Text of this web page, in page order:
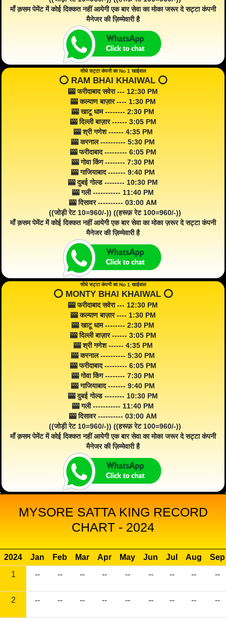
माँ क़सम पेमेंट में कोई दिक्कत नहीं आयेगी एक बार सेवा का मोका जरूर दे सट्टा कंपनी
मैनेजर की ज़िम्मेवारी है
सीधे सट्टा कंपनी का No 1 खाईवाल
⭕️ RAM BHAI KHAIWAL ⭕️
🎰 फरीदाबाद सवेरा --- 12:30 PM
🎰 कल्याण बाज़ार ---- 1:30 PM
🎰 खाटू धाम -------- 2:30 PM
🎰 दिल्ली बाज़ार ------ 3:05 PM
🎰 श्री गणेश ------ 4:35 PM
🎰 करनाल ---------- 5:30 PM
🎰 फरीदाबाद --------- 6:05 PM
🎰 गोवा किंग -------- 7:30 PM
🎰 गाजियाबाद ------- 9:40 PM
🎰 दुबई गोल्ड -------- 10:30 PM
🎰 गली ----------- 11:40 PM
🎰 दिसावर ---------- 03:00 AM
((जोड़ी रेट 10=960/-)) ((हरूफ़ रेट 100=960/-))
माँ क़सम पेमेंट में कोई दिक्कत नहीं आयेगी एक बार सेवा का मोका ज़रूर दे सट्टा कंपनी
मैनेजर की ज़िम्मेवारी है
सीधे सट्टा कंपनी का No 1 खाईवाल
⭕️ MONTY BHAI KHAIWAL ⭕️
🎰 फरीदाबाद सवेरा --- 12:30 PM
🎰 कल्याण बाज़ार ---- 1:30 PM
🎰 खाटू धाम -------- 2:30 PM
🎰 दिल्ली बाज़ार ------ 3:05 PM
🎰 श्री गणेश ------ 4:35 PM
🎰 करनाल ---------- 5:30 PM
🎰 फरीदाबाद --------- 6:05 PM
🎰 गोवा किंग -------- 7:30 PM
🎰 गाजियाबाद ------- 9:40 PM
🎰 दुबई गोल्ड -------- 10:30 PM
🎰 गली ----------- 11:40 PM
🎰 दिसावर ---------- 03:00 AM
((जोड़ी रेट 10=960/-)) ((हरूफ़ रेट 100=960/-))
माँ क़सम पेमेंट में कोई दिक्कत नहीं आयेगी एक बार सेवा का मोका जरूर दे सट्टा कंपनी
मैनेजर की ज़िम्मेवारी है
MYSORE SATTA KING RECORD
CHART - 2024
2024 Jan Feb Mar Apr May Jun Jul Aug
Sep
1
-- -- -- -- -- -- -- -- --
2 -- -- -- -- -- -- -- -- --